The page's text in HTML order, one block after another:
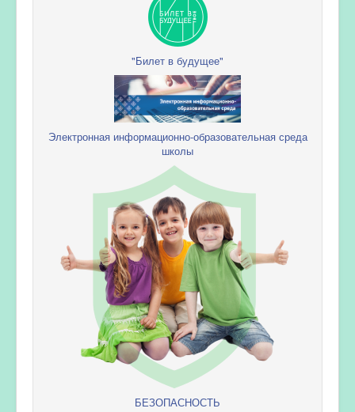
"Билет в будущее"
Электронная информационно-образовательная среда
школы
БЕЗОПАСНОСТЬ